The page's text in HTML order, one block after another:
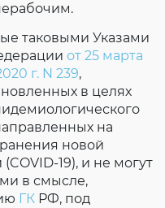
таковыми Указами
от 25 марта
г. N 239,
в целях
на
новой
19), и не могут
в смысле,
ГК РФ, под